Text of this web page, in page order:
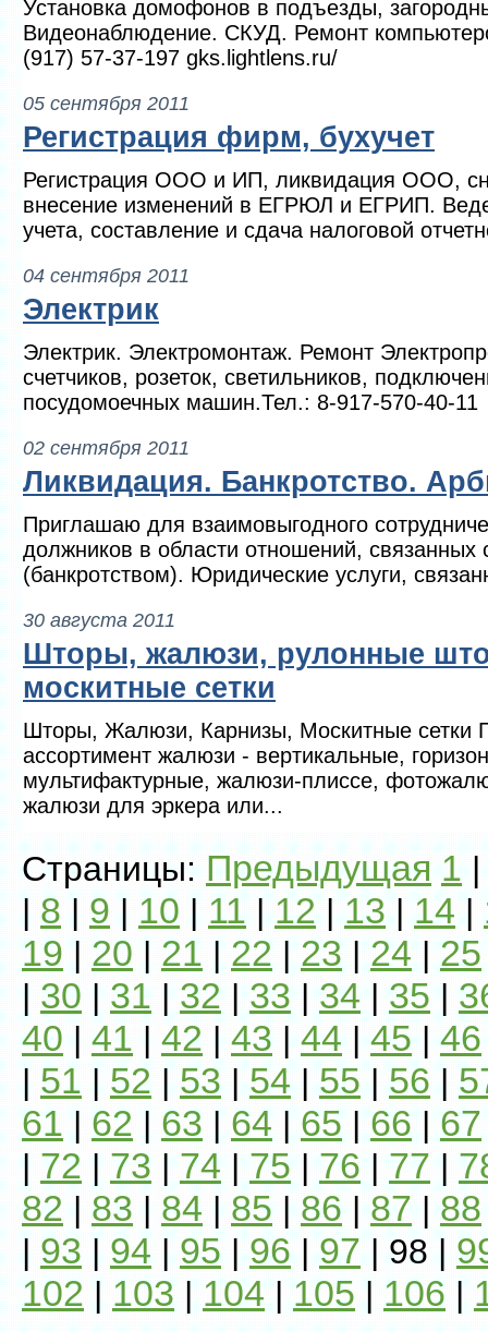
Установка домофонов в подъезды,
Видеонаблюдение. СКУД. Ремонт
(917) 57-37-197 gks.lightlens.ru/
05 сентября 2011
Регистрация фирм, бухучет
Регистрация ООО и ИП, ликвидация ООО,
внесение изменений в ЕГРЮЛ и ЕГРИП.
учета, составление и сдача налоговой
04 сентября 2011
Электрик
Электрик. Электромонтаж. Ремонт
счетчиков, розеток, светильников,
посудомоечных машин.Тел.: 8-917-570-40-11
02 сентября 2011
Ликвидация. Банкротство.
Приглашаю для взаимовыгодного
должников в области отношений, связанных
(банкротством). Юридические услуги,
30 августа 2011
Шторы, жалюзи, рулонные
москитные сетки
Шторы, Жалюзи, Карнизы, Москитные сетки
ассортимент жалюзи - вертикальные,
мультифактурные, жалюзи-плиссе,
жалюзи для эркера или...
Страницы:Предыдущая 1
|8|9|10|11|12|13|14|
19|20|21|22|23|24|25
|30|31|32|33|34|35|
40|41|42|43|44|45|46
|51|52|53|54|55|56|
61|62|63|64|65|66|67
|72|73|74|75|76|77|
82|83|84|85|86|87|88
|93|94|95|96|97| 98 |
102|103|104|105|106|